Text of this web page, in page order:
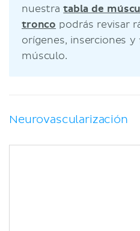
nuestratabla de
tronco podrás revisar
orígenes, inserciones y
músculo.
Neurovascularización